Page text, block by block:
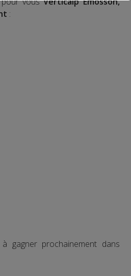
:
gagner prochainement dans